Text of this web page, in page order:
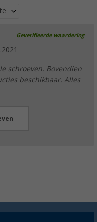
Geverifieerde waardering
schroeven. Bovendien
beschikbaar. Alles